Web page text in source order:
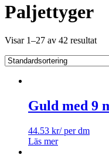
Paljettyger
Visar 1–27 av 42 resultat
Guld med 9
44.53 kr/ per dm
Läs mer